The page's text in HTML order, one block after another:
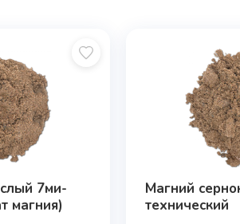
7ми-
магния)
Магний
технический